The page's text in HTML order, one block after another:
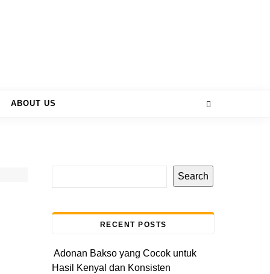
ABOUT US
Search
RECENT POSTS
Adonan Bakso yang Cocok untuk
Hasil Kenyal dan Konsisten